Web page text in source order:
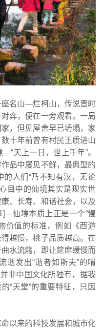
名山—烂柯山，传说晋时
弈，便在一旁观看。一局
，但见屋舍早已坍塌，家
十年前曾有村民王质进山
天上一日，世上千年”。
品中屡见不鲜，最典型的
的人们“乃不知有汉，无论
目中的仙境其实是现实世
、长寿、和谐社会，以及
仙境本质上正是一个“慢
价值的标准，例如《西游
越慢，桃子品质越高。在
水流觞，即让筵席缓慢而
逝发出“逝者如斯夫”的喟
非中国文化所独有，据我
“天堂”的重要特征，只因
以来的科技发展和城市化